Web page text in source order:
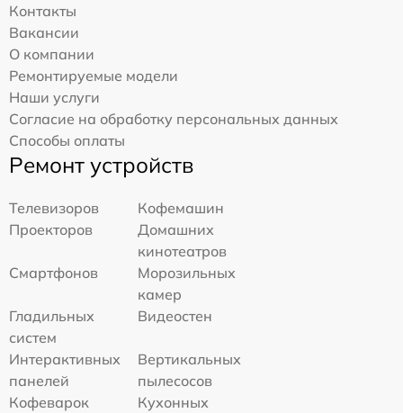
Контакты
Вакансии
О компании
Ремонтируемые модели
Наши услуги
Согласие на обработку персональных данных
Способы оплаты
Ремонт устройств
Телевизоров
Кофемашин
Проекторов
Домашних
кинотеатров
Смартфонов
Морозильных
камер
Гладильных
систем
Видеостен
Интерактивных
панелей
Вертикальных
пылесосов
Кофеварок
Кухонных